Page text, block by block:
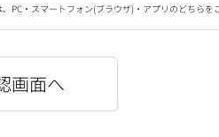
PC・スマートフォン(ブラウザ)・アプリのどちらを